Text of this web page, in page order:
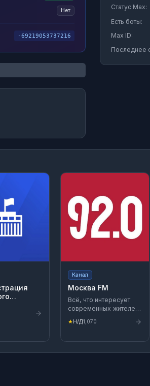
Нет
-69219053737216
Статус Max:
Есть боты:
Max ID:
Последнее
ОМР
Канал
Москва FM
Всё, что интересует
современных жителей
мегаполиса: самые
обсуждаемые и
мнения экспертов,
тематические рубрики
★Н/Д1,070